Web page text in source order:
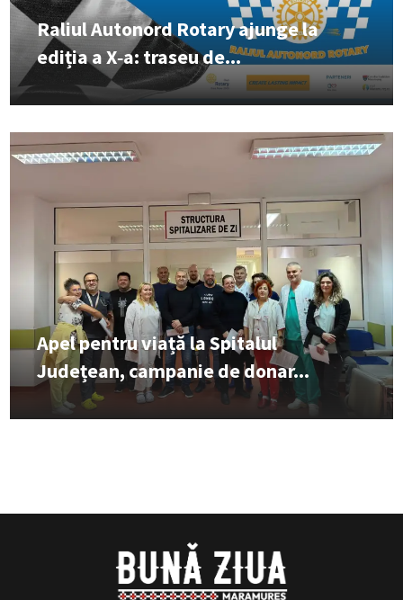
Raliul Autonord Rotary ajunge la
ediția a X‑a: traseu de...
Apel pentru viață la Spitalul
Județean, campanie de donar...